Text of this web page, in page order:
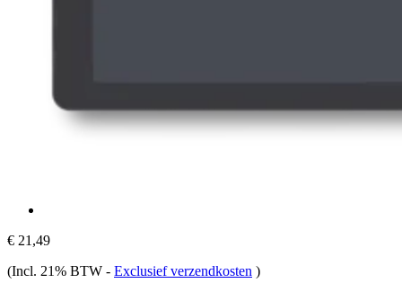
€ 21,49
(Incl. 21% BTW - Exclusief verzendkosten )